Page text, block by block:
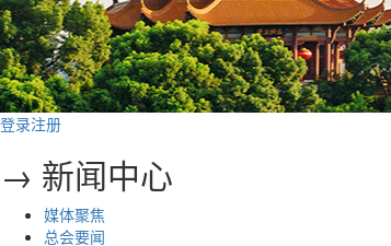
登录注册
→ 新闻中心
媒体聚焦
总会要闻